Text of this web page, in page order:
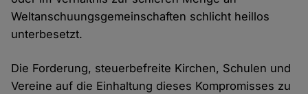
Weltanschuungsgemeinschaften schlicht heillos
unterbesetzt.
Die Forderung, steuerbefreite Kirchen, Schulen und
Vereine auf die Einhaltung dieses Kompromisses zu